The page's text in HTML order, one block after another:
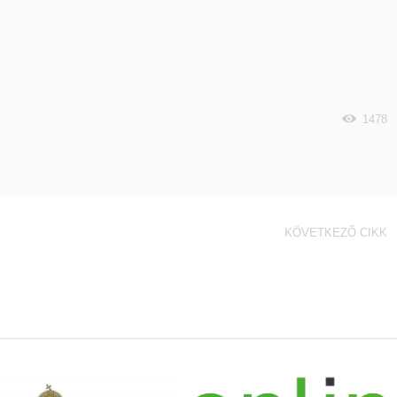
1478
KÖVETKEZŐ CIKK